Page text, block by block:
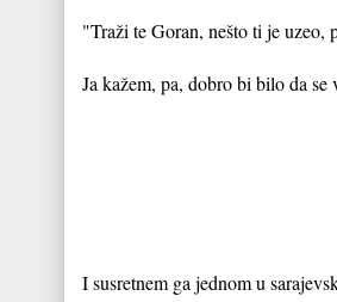
"Traži te Goran, nešto ti je uzeo,
Ja kažem, pa, dobro bi bilo da se
I susretnem ga jednom u